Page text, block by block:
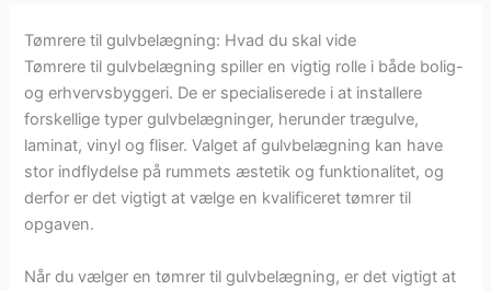
Tømrere til gulvbelægning: Hvad du skal vide
Tømrere til gulvbelægning spiller en vigtig rolle i både bolig-
og erhvervsbyggeri. De er specialiserede i at installere
forskellige typer gulvbelægninger, herunder trægulve,
laminat, vinyl og fliser. Valget af gulvbelægning kan have
stor indflydelse på rummets æstetik og funktionalitet, og
derfor er det vigtigt at vælge en kvalificeret tømrer til
opgaven.
Når du vælger en tømrer til gulvbelægning, er det vigtigt at